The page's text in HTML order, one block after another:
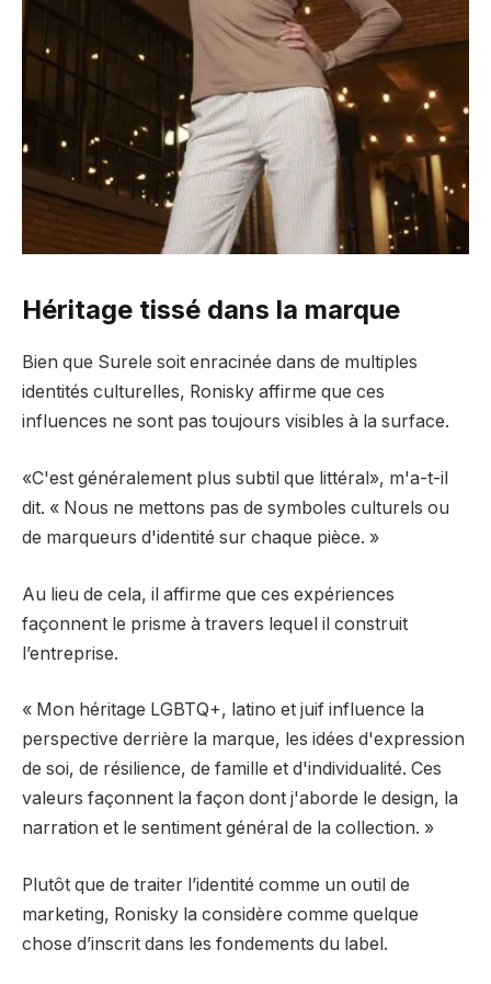
Héritage tissé dans la marque
Bien que Surele soit enracinée dans de multiples
identités culturelles, Ronisky affirme que ces
influences ne sont pas toujours visibles à la surface.
«C'est généralement plus subtil que littéral», m'a-t-il
dit. « Nous ne mettons pas de symboles culturels ou
de marqueurs d'identité sur chaque pièce. »
Au lieu de cela, il affirme que ces expériences
façonnent le prisme à travers lequel il construit
l’entreprise.
« Mon héritage LGBTQ+, latino et juif influence la
perspective derrière la marque, les idées d'expression
de soi, de résilience, de famille et d'individualité. Ces
valeurs façonnent la façon dont j'aborde le design, la
narration et le sentiment général de la collection. »
Plutôt que de traiter l’identité comme un outil de
marketing, Ronisky la considère comme quelque
chose d’inscrit dans les fondements du label.